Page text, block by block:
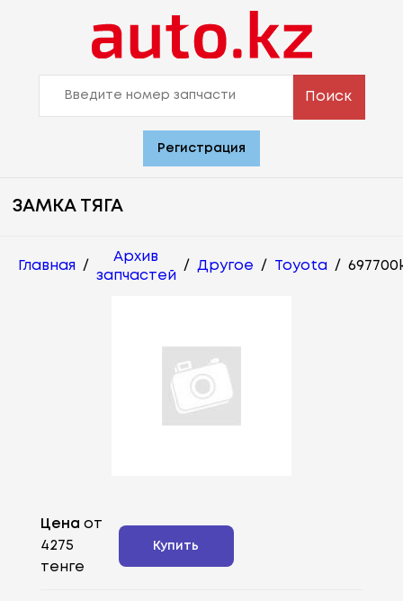
Поиск
Регистрация
ЗАМКА ТЯГА
Главная /
Архив
запчастей
/ Другое / Toyota /
Цена от
4275
тенге
Купить